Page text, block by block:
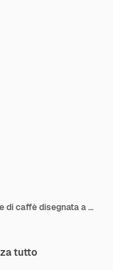
Pagina di destinazione della piantagione di caffè disegnata a mano
tutto